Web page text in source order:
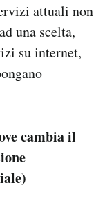
attuali non
una scelta,
su internet,
cambia il